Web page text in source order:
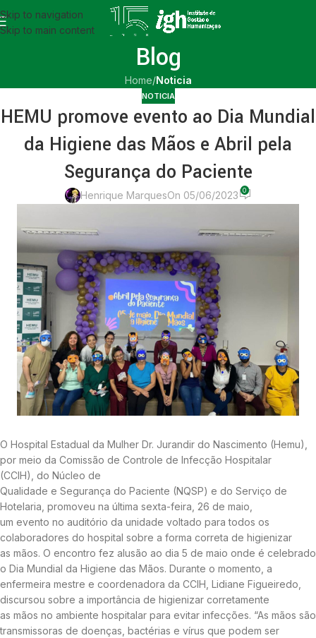
Skip to navigation
Skip to main content
Blog
Home/Noticia
NOTICIA
HEMU promove evento ao Dia Mundial
da Higiene das Mãos e Abril pela
Segurança do Paciente
Henrique MarquesOn 05/06/2023 0
O Hospital Estadual da Mulher Dr. Jurandir do Nascimento (Hemu),
por meio da Comissão de Controle de Infecção Hospitalar
(CCIH), do Núcleo de
Qualidade e Segurança do Paciente (NQSP) e do Serviço de
Hotelaria, promoveu na última sexta-feira, 26 de maio,
um evento no auditório da unidade voltado para todos os
colaboradores do hospital sobre a forma correta de higienizar
as mãos. O encontro fez alusão ao dia 5 de maio onde é celebrado
o Dia Mundial da Higiene das Mãos. Durante o momento, a
enfermeira mestre e coordenadora da CCIH, Lidiane Figueiredo,
discursou sobre a importância de higienizar corretamente
as mãos no ambiente hospitalar para evitar infecções. “As mãos são
transmissoras de doenças, bactérias e vírus que podem ser